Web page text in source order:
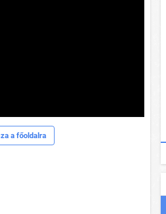
a főoldalra